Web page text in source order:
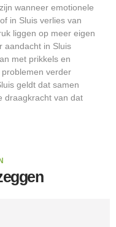
wanneer emotionele
in Sluis verlies van
liggen op meer eigen
aandacht in Sluis
met prikkels en
verder
geldt dat samen
draagkracht van dat